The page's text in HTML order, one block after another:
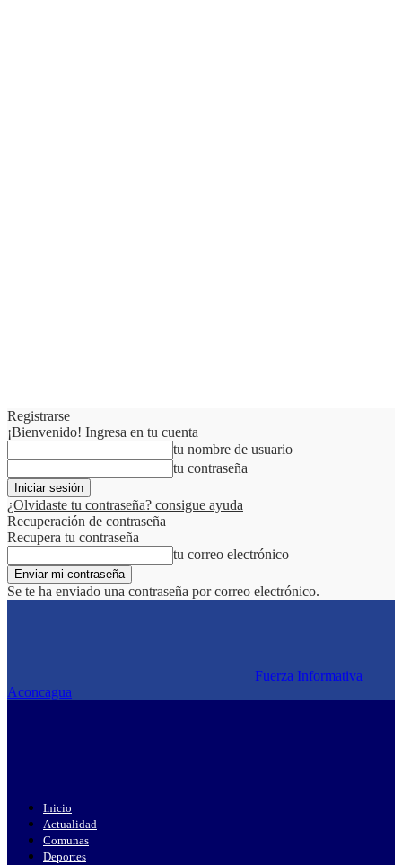
Registrarse
¡Bienvenido! Ingresa en tu cuenta
tu nombre de usuario
tu contraseña
¿Olvidaste tu contraseña? consigue ayuda
Recuperación de contraseña
Recupera tu contraseña
tu correo electrónico
Se te ha enviado una contraseña por correo electrónico.
Fuerza Informativa
Aconcagua
Inicio
Actualidad
Comunas
Deportes